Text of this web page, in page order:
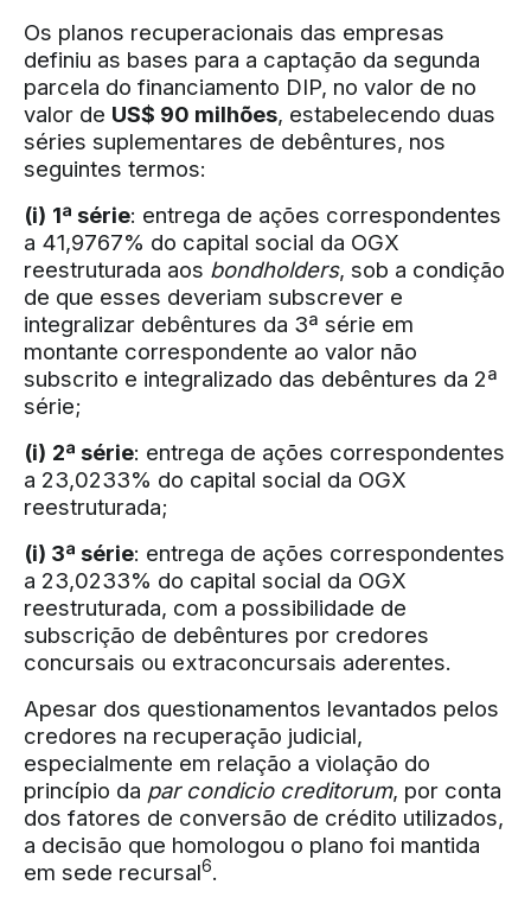
Os planos recuperacionais das empresas
definiu as bases para a captação da segunda
parcela do financiamento DIP, no valor de no
valor de US$ 90 milhões, estabelecendo duas
séries suplementares de debêntures, nos
seguintes termos:
(i) 1ª série: entrega de ações correspondentes
a 41,9767% do capital social da OGX
reestruturada aos bondholders, sob a condição
de que esses deveriam subscrever e
integralizar debêntures da 3ª série em
montante correspondente ao valor não
subscrito e integralizado das debêntures da 2ª
série;
(i) 2ª série: entrega de ações correspondentes
a 23,0233% do capital social da OGX
reestruturada;
(i) 3ª série: entrega de ações correspondentes
a 23,0233% do capital social da OGX
reestruturada, com a possibilidade de
subscrição de debêntures por credores
concursais ou extraconcursais aderentes.
Apesar dos questionamentos levantados pelos
credores na recuperação judicial,
especialmente em relação a violação do
princípio da par condicio creditorum, por conta
dos fatores de conversão de crédito utilizados,
a decisão que homologou o plano foi mantida
em sede recursal6.